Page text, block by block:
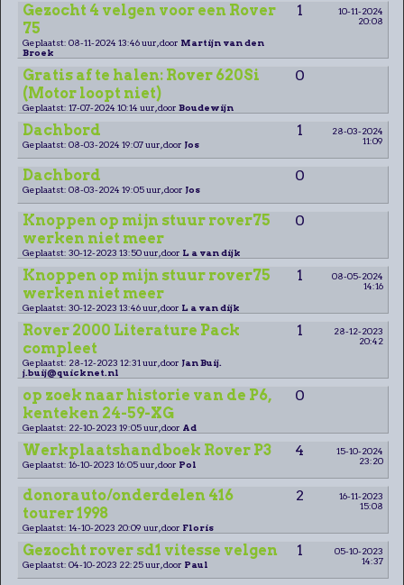
Gezocht 4 velgen voor een Rover
75
1
10-11-2024
20:08
Geplaatst: 08-11-2024 13:46 uur, door Martijn van den
Broek
Gratis af te halen: Rover 620Si
(Motor loopt niet)
0
Geplaatst: 17-07-2024 10:14 uur, door Boudewijn
Dachbord 1
28-03-2024
11:09
Geplaatst: 08-03-2024 19:07 uur, door Jos
Dachbord 0
Geplaatst: 08-03-2024 19:05 uur, door Jos
Knoppen op mijn stuur rover75
werken niet meer
0
Geplaatst: 30-12-2023 13:50 uur, door L a van dijk
Knoppen op mijn stuur rover75
werken niet meer
1
08-05-2024
14:16
Geplaatst: 30-12-2023 13:46 uur, door L a van dijk
Rover 2000 Literature Pack
compleet
1
28-12-2023
20:42
Geplaatst: 28-12-2023 12:31 uur, door Jan Buij.
j.buij@quicknet.nl
op zoek naar historie van de P6,
kenteken 24-59-XG
0
Geplaatst: 22-10-2023 19:05 uur, door Ad
Werkplaatshandboek Rover P3 4
15-10-2024
23:20
Geplaatst: 16-10-2023 16:05 uur, door Pol
donorauto/onderdelen 416
tourer 1998
2
16-11-2023
15:08
Geplaatst: 14-10-2023 20:09 uur, door Floris
Gezocht rover sd1 vitesse velgen 1
05-10-2023
14:37
Geplaatst: 04-10-2023 22:25 uur, door Paul